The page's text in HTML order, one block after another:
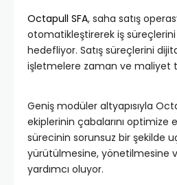
Octapull SFA, saha satış
otomatikleştirerek iş süreçlerini
hedefliyor. Satış süreçlerini
işletmelere zaman ve maliyet
Geniş modüler altyapısıyla
ekiplerinin çabalarını optimize
sürecinin sorunsuz bir şekilde
yürütülmesine, yönetilmesine
yardımcı oluyor.